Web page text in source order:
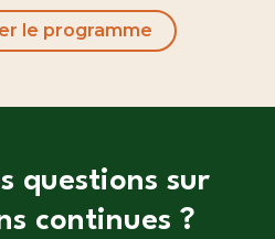
le programme
questions sur
continues ?